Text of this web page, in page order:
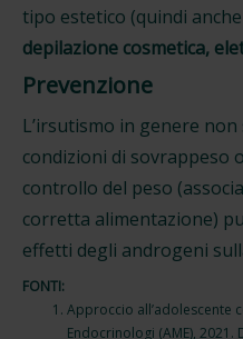
tipo estetico (quindi
depilazione cosmetica,
Prevenzione
L’irsutismo in genere
condizioni di sovrappeso
controllo del peso
corretta alimentazione)
effetti degli androgeni
FONTI:
Approccio all’adolescente
Endocrinologi (AME), 2021.